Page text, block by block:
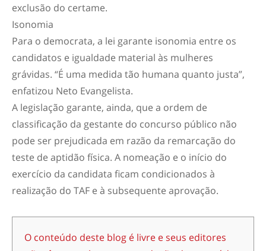
exclusão do certame.
Isonomia
Para o democrata, a lei garante isonomia entre os
candidatos e igualdade material às mulheres
grávidas. “É uma medida tão humana quanto justa”,
enfatizou Neto Evangelista.
A legislação garante, ainda, que a ordem de
classificação da gestante do concurso público não
pode ser prejudicada em razão da remarcação do
teste de aptidão física. A nomeação e o início do
exercício da candidata ficam condicionados à
realização do TAF e à subsequente aprovação.
O conteúdo deste blog é livre e seus editores